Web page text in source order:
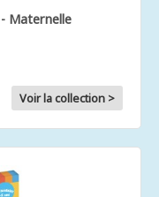
Maternelle
Voir la collection >